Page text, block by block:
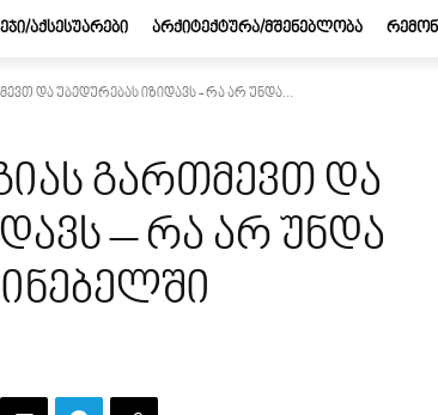
ᲐᲥᲡᲔᲡᲣᲐᲠᲔᲑᲘ ᲐᲠᲥᲘᲢᲔᲥᲢᲣᲠᲐ/ᲛᲨᲔᲜᲔᲑᲚᲝᲑᲐ
და უბედურებას იზიდავს - რა არ უნდა...
გართმევთ და
– რა არ უნდა